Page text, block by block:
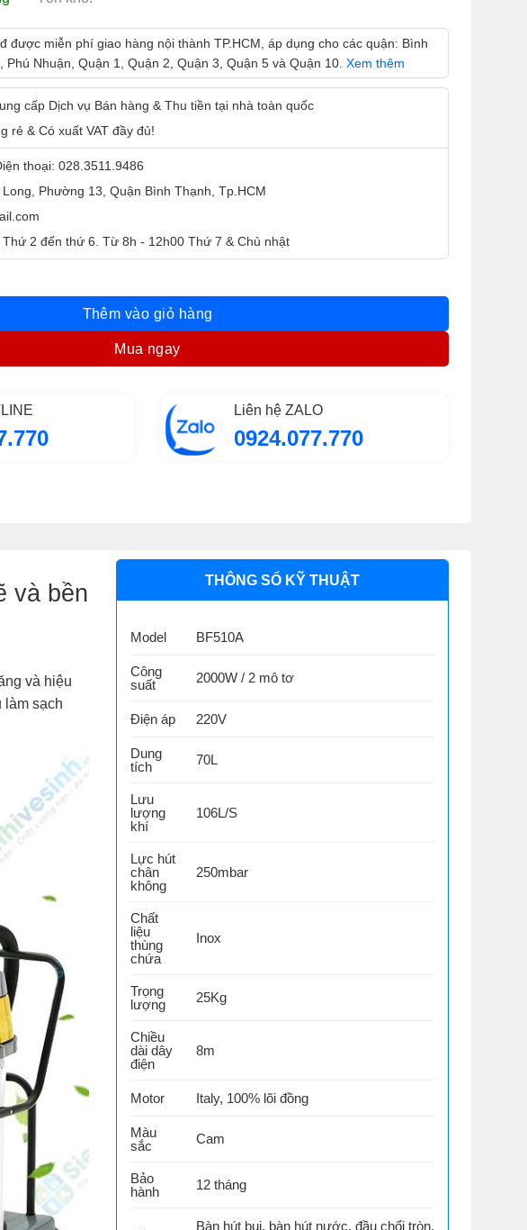
được miễn phí giao hàng nội thành TP.HCM, áp dụng cho các quận: Bình
Nhuận, Quận 1, Quận 2, Quận 3, Quận 5 và Quận 10. Xem thêm
cấp Dịch vụ Bán hàng & Thu tiền tại nhà toàn quốc
rẻ & Có xuất VAT đầy đủ!
thoại: 028.3511.9486
Phường 13, Quận Bình Thạnh, Tp.HCM
2 đến thứ 6. Từ 8h - 12h00 Thứ 7 & Chủ nhật
BF510A 70lít 2 motor thùng nhựa số lượng
Thêm vào giỏ hàng
Mua ngay
Liên hệ ZALO
0924.077.770
và bền
và hiệu
làm sạch
THÔNG SỐ KỸ THUẬT
Model BF510A
Công
suất
2000W / 2 mô tơ
Điện áp 220V
Dung
tích
70L
Lưu
lượng
khí
106L/S
Lực hút
chân
không
250mbar
Chất
liệu
thùng
chứa
Inox
Trọng
lượng
25Kg
Chiều
dài dây
điện
8m
Motor Italy, 100% lõi đồng
Màu
sắc
Cam
Bảo
hành
12 tháng
Bàn hút bụi, bàn hút nước, đầu chổi tròn,